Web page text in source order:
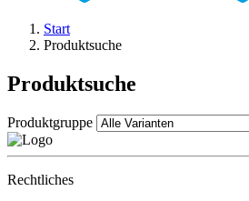
Start
Produktsuche
Produktsuche
Produktgruppe
Rechtliches